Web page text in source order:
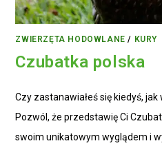
ZWIERZĘTA HODOWLANE / KURY
Czubatka polska
Czy zastanawiałeś się kiedyś,
Pozwól, że przedstawię Ci
swoim unikatowym wyglądem i